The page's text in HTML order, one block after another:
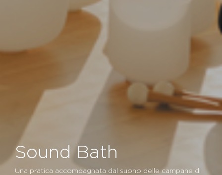
Sound Bath
Una pratica accompagnata dal suono delle campane di